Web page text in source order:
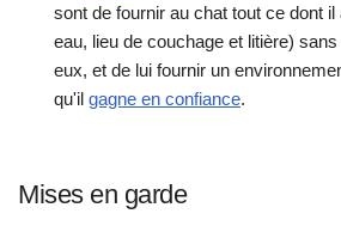
sont de fournir au chat tout ce dont
eau, lieu de couchage et litière)
eux, et de lui fournir un
qu'il gagne en confiance.
Mises en garde